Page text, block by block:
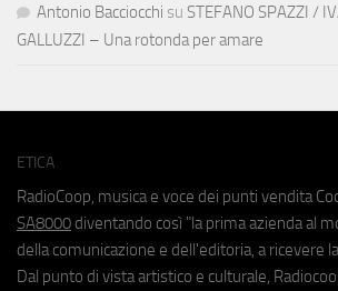
Antonio Bacciocchi su STEFANO SPAZZI /
GALLUZZI – Una rotonda per amare
ETICA
RadioCoop, musica e voce dei punti vendita
SA8000 diventando così "la prima azienda al
della comunicazione e dell'editoria, a ricevere
Dal punto di vista artistico e culturale,